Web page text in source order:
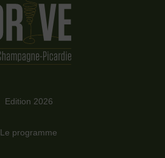
Edition 2026
Le programme